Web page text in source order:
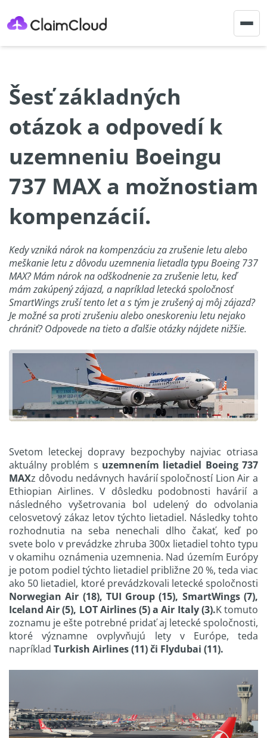
Šesť základných
otázok a odpovedí k
uzemneniu Boeingu
737 MAX a možnostiam
kompenzácií.
Kedy vzniká nárok na kompenzáciu za zrušenie letu alebo
meškanie letu z dôvodu uzemnenia lietadla typu Boeing 737
MAX? Mám nárok na odškodnenie za zrušenie letu, keď
mám zakúpený zájazd, a napríklad letecká spoločnosť
SmartWings zruší tento let a s tým je zrušený aj môj zájazd?
Je možné sa proti zrušeniu alebo oneskoreniu letu nejako
chrániť? Odpovede na tieto a ďalšie otázky nájdete nižšie.
Svetom leteckej dopravy bezpochyby najviac otriasa
aktuálny problém s uzemnením lietadiel Boeing 737
MAXz dôvodu nedávnych havárií spoločností Lion Air a
Ethiopian Airlines. V dôsledku podobnosti havárií a
následného vyšetrovania bol udelený do odvolania
celosvetový zákaz letov týchto lietadiel. Následky tohto
rozhodnutia na seba nenechali dlho čakať, keď po
svete bolo v prevádzke zhruba 300x lietadiel tohto typu
v okamihu oznámenia uzemnenia. Nad územím Európy
je potom podiel týchto lietadiel približne 20 %, teda viac
ako 50 lietadiel, ktoré prevádzkovali letecké spoločnosti
Norwegian Air (18), TUI Group (15), SmartWings (7),
Iceland Air (5), LOT Airlines (5) a Air Italy (3).K tomuto
zoznamu je ešte potrebné pridať aj letecké spoločnosti,
ktoré významne ovplyvňujú lety v Európe, teda
napríklad Turkish Airlines (11) či Flydubai (11).